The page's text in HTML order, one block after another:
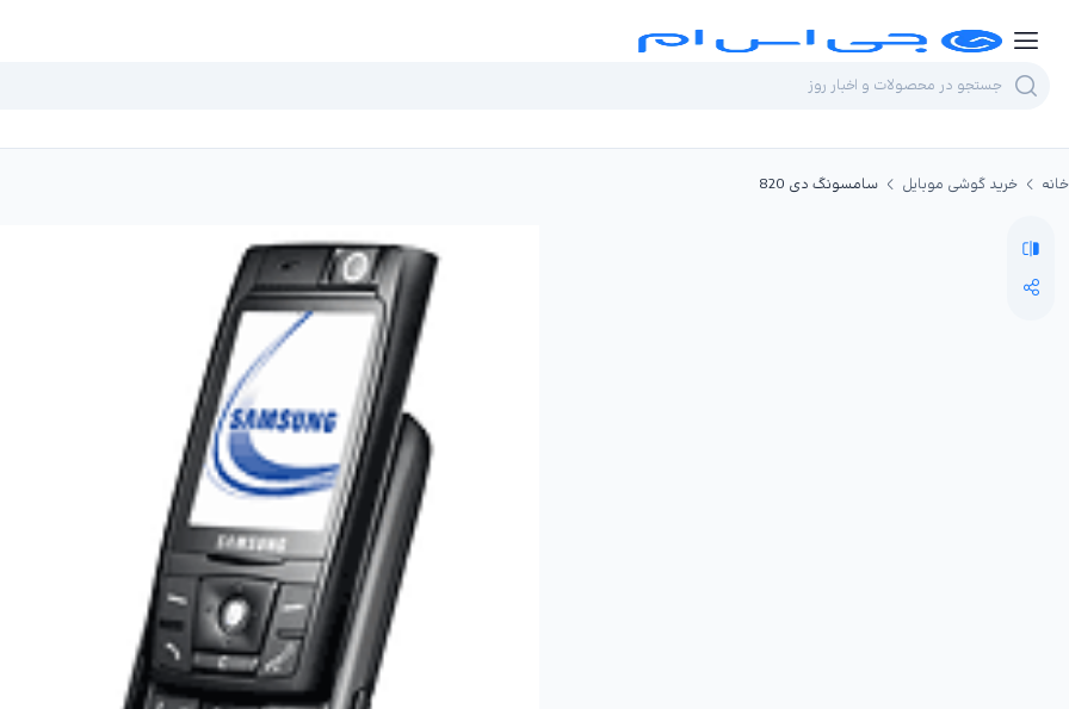
خانه خرید گوشی موبایل سامسونگ دی 820